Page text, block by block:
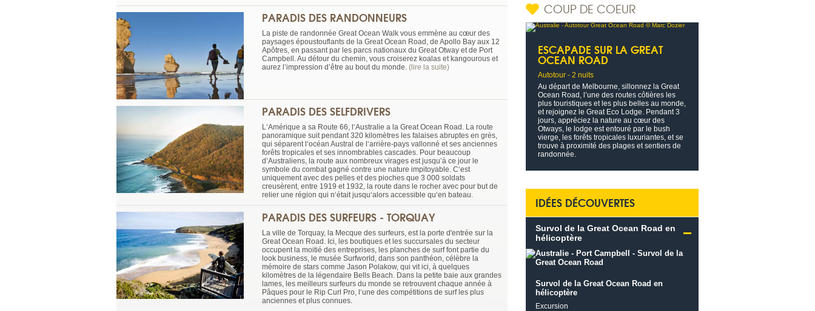
PARADIS DES RANDONNEURS
La piste de randonnée Great Ocean Walk vous emmène au cœur des
paysages époustouflants de la Great Ocean Road, de Apollo Bay aux 12
Apôtres, en passant par les parcs nationaux du Great Otway et de Port
Campbell. Au détour du chemin, vous croiserez koalas et kangourous et
aurez l’impression d’être au bout du monde. (lire la suite)
PARADIS DES SELFDRIVERS
L‘Amérique a sa Route 66, l‘Australie a la Great Ocean Road. La route
panoramique suit pendant 320 kilomètres les falaises abruptes en grès,
qui séparent l‘océan Austral de l‘arrière-pays vallonné et ses anciennes
forêts tropicales et ses innombrables cascades. Pour beaucoup
d’Australiens, la route aux nombreux virages est jusqu’à ce jour le
symbole du combat gagné contre une nature impitoyable. C‘est
uniquement avec des pelles et des pioches que 3 000 soldats
creusèrent, entre 1919 et 1932, la route dans le rocher avec pour but de
relier une région qui n‘était jusqu‘alors accessible qu‘en bateau.
PARADIS DES SURFEURS - TORQUAY
La ville de Torquay, la Mecque des surfeurs, est la porte d'entrée sur la
Great Ocean Road. Ici, les boutiques et les succursales du secteur
occupent la moitié des entreprises, les planches de surf font partie du
look business, le musée Surfworld, dans son panthéon, célèbre la
mémoire de stars comme Jason Polakow, qui vit ici, à quelques
kilomètres de la légendaire Bells Beach. Dans la petite baie aux grandes
lames, les meilleurs surfeurs du monde se retrouvent chaque année à
Pâques pour le Rip Curl Pro, l‘une des compétitions de surf les plus
anciennes et plus connues.
COUP DE COEUR
ESCAPADE SUR LA GREAT
OCEAN ROAD
Autotour - 2 nuits
Au départ de Melbourne, sillonnez la Great
Ocean Road, l’une des routes côtières les
plus touristiques et les plus belles au monde,
et rejoignez le Great Eco Lodge. Pendant 3
jours, appréciez la nature au cœur des
Otways, le lodge est entouré par le bush
vierge, les forêts tropicales luxuriantes, et se
trouve à proximité des plages et sentiers de
randonnée.
IDÉES DÉCOUVERTES
Survol de la Great Ocean Road en
hélicoptère
Survol de la Great Ocean Road en
hélicoptère
Excursion